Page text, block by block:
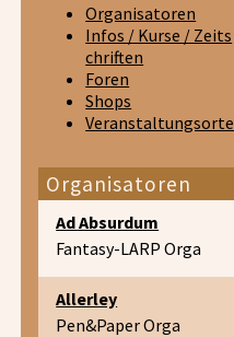
Organisatoren
Infos / Kurse / Zeits
chriften
Foren
Shops
Veranstaltungsorte
Organisatoren
Ad Absurdum
Fantasy-LARP Orga
Allerley
Pen&Paper Orga